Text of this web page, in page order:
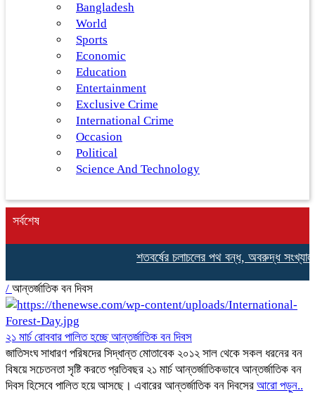
Bangladesh
World
Sports
Economic
Education
Entertainment
Exclusive Crime
International Crime
Occasion
Political
Science And Technology
সর্বশেষ
শতবর্ষের চলাচলের পথ বন্ধ, অবরুদ্ধ সংখ্যালঘু
/ আন্তর্জাতিক বন দিবস
২১ মার্চ রোববার পালিত হচ্ছে আন্তর্জাতিক বন দিবস
জাতিসংঘ সাধারণ পরিষদের সিদ্ধান্ত মোতাবেক ২০১২ সাল থেকে সকল ধরনের বন
বিষয়ে সচেতনতা সৃষ্টি করতে প্রতিবছর ২১ মার্চ আন্তর্জাতিকভাবে আন্তর্জাতিক বন
দিবস হিসেবে পালিত হয়ে আসছে। এবারের আন্তর্জাতিক বন দিবসের আরো পড়ুন..